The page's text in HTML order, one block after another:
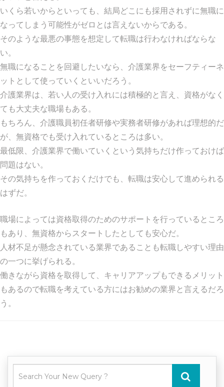
いくら若いからといっても、結局どこにも採用されずに無職に
なってしまう可能性がゼロとは言えないからである。
そのような最悪の事態を想定して転職は行わなければならな
い。
無職になることを回避したいなら、介護業界をセーフティーネ
ットとして使っていくといいだろう。
介護業界は、若い人の受け入れには積極的と言え、資格がなく
ても大丈夫な職場もある。
もちろん、介護職員初任者研修や実務者研修があれば理想的だ
が、無資格でも受け入れているところは多い。
最低限、介護業界で働いていくという気持ちだけ作っておけば
問題はない。
その気持ちを作っておくだけでも、転職は安心して進められる
はずだ。
職場によっては資格取得のためのサポートを行っているところ
もあり、無資格からスタートしたとしても安心だ。
人材不足が懸念されている業界であることも転職しやすい理由
の一つに挙げられる。
働きながら資格を取得して、キャリアアップもできるメリット
もあるので転職を考えている方にはお勧めの業界と言えるだろ
う。